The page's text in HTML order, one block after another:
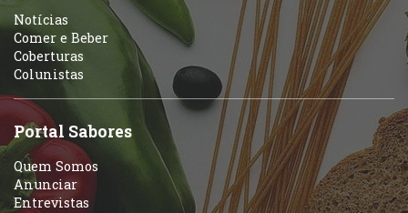
Portuguesa
Self-service
Sobremesas e sorvetes
Variados
Notícias
Comer e Beber
Coberturas
Colunistas
Portal Sabores
Quem Somos
Anunciar
Entrevistas